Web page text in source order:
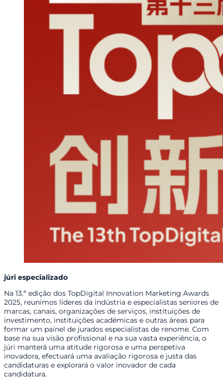
júri especializado
Na 13.ª edição dos TopDigital Innovation Marketing Awards
2025, reunimos líderes da indústria e especialistas seniores de
marcas, canais, organizações de serviços, instituições de
investimento, instituições académicas e outras áreas para
formar um painel de jurados especialistas de renome. Com
base na sua visão profissional e na sua vasta experiência, o
júri manterá uma atitude rigorosa e uma perspetiva
inovadora, efectuará uma avaliação rigorosa e justa das
candidaturas e explorará o valor inovador de cada
candidatura.